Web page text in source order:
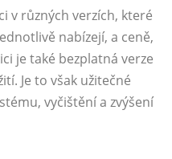
v různých verzích, které
nabízejí, a ceně,
je také bezplatná verze
Je to však užitečné
vyčištění a zvýšení